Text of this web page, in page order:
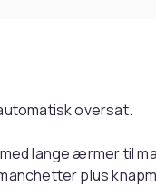
oversat.
lange ærmer til
plus